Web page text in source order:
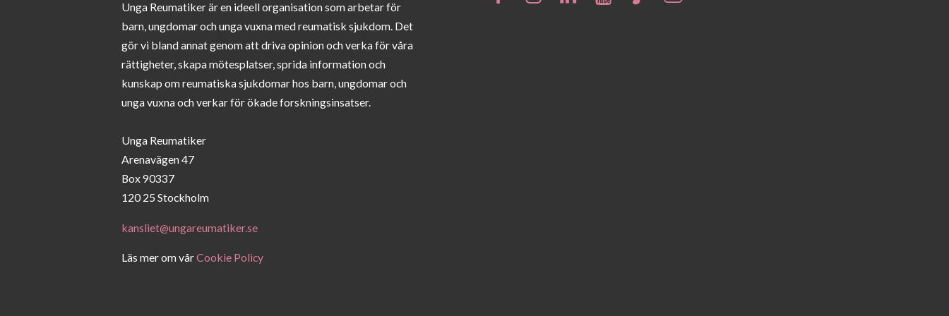
Unga Reumatiker är en ideell organisation som arbetar för
barn, ungdomar och unga vuxna med reumatisk sjukdom. Det
gör vi bland annat genom att driva opinion och verka för våra
rättigheter, skapa mötesplatser, sprida information och
kunskap om reumatiska sjukdomar hos barn, ungdomar och
unga vuxna och verkar för ökade forskningsinsatser.
Unga Reumatiker
Arenavägen 47
Box 90337
120 25 Stockholm
kansliet@ungareumatiker.se
Läs mer om vårCookie Policy